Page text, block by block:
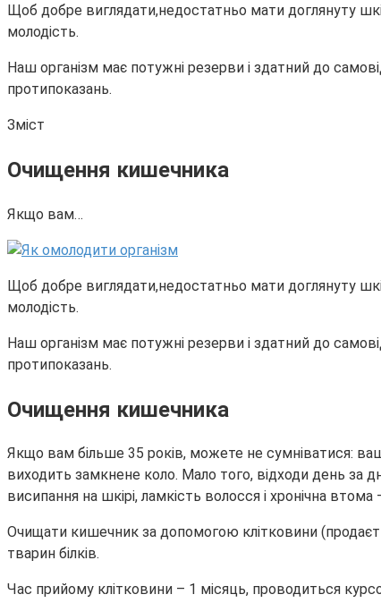
Щоб добре виглядати,недостатньо мати доглянуту
молодість.
Наш організм має потужні резерви і здатний до
протипоказань.
Зміст
Очищення кишечника
Якщо вам…
Щоб добре виглядати,недостатньо мати доглянуту
молодість.
Наш організм має потужні резерви і здатний до
протипоказань.
Очищення кишечника
Якщо вам більше 35 років, можете не сумніватися:
виходить замкнене коло. Мало того, відходи день за
висипання на шкірі, ламкість волосся і хронічна
Очищати кишечник за допомогою клітковини
тварин білків.
Час прийому клітковини – 1 місяць, проводиться